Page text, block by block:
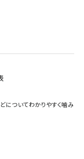
についてわかりやすく噛み